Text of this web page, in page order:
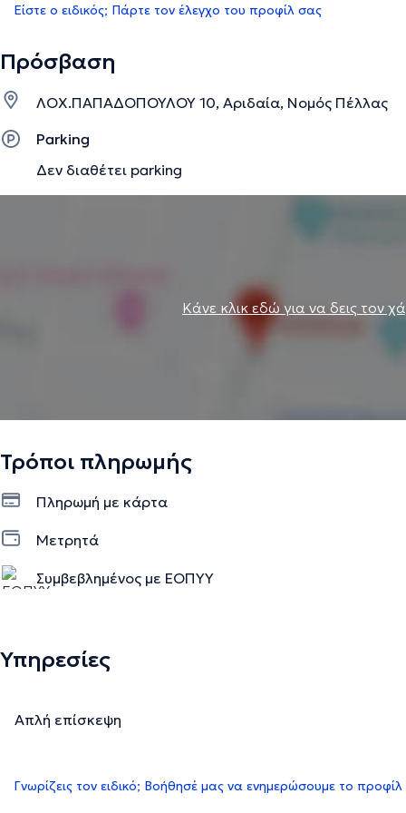
Είστε ο ειδικός; Πάρτε τον έλεγχο του προφίλ σας
Πρόσβαση
ΛΟΧ.ΠΑΠΑΔΟΠΟΥΛΟΥ 10, Αριδαία, Νομός Πέλλας
Parking
Δεν διαθέτει parking
Κάνε κλικ εδώ για να δεις τον
Τρόποι πληρωμής
Πληρωμή με κάρτα
Μετρητά
Συμβεβλημένος με ΕΟΠΥΥ
Υπηρεσίες
Απλή επίσκεψη
Γνωρίζεις τον ειδικό; Βοήθησέ μας να ενημερώσουμε το προφίλ